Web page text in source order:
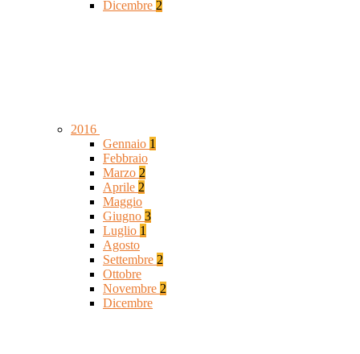
Dicembre 2
2016
Gennaio 1
Febbraio
Marzo 2
Aprile 2
Maggio
Giugno 3
Luglio 1
Agosto
Settembre 2
Ottobre
Novembre 2
Dicembre